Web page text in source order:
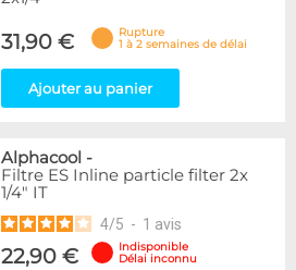
31,90 €
Rupture
1 à 2 semaines de délai
Ajouter au panier
Alphacool -
Filtre ES Inline particle filter 2x
1/4" IT
4/5 - 1 avis
22,90 €
Indisponible
Délai inconnu